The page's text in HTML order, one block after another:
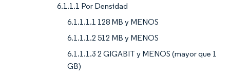
6.1.1.1 Por Densidad
6.1.1.1.1 128 MB y MENOS
6.1.1.1.2 512 MB y MENOS
6.1.1.1.3 2 GIGABIT y MENOS (mayor que 1
GB)